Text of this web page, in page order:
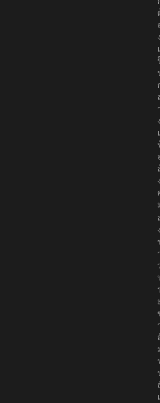
ง
เ
ง
เ
ง
ง